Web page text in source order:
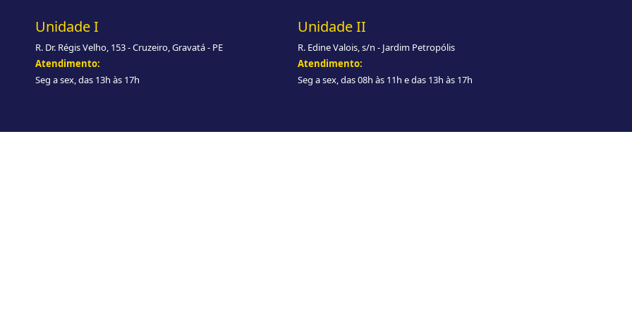
Unidade I
R. Dr. Régis Velho, 153 - Cruzeiro, Gravatá - PE
Atendimento:
Seg a sex, das 13h às 17h
Unidade II
R. Edine Valois, s/n - Jardim Petropólis
Atendimento:
Seg a sex, das 08h às 11h e das 13h às 17h